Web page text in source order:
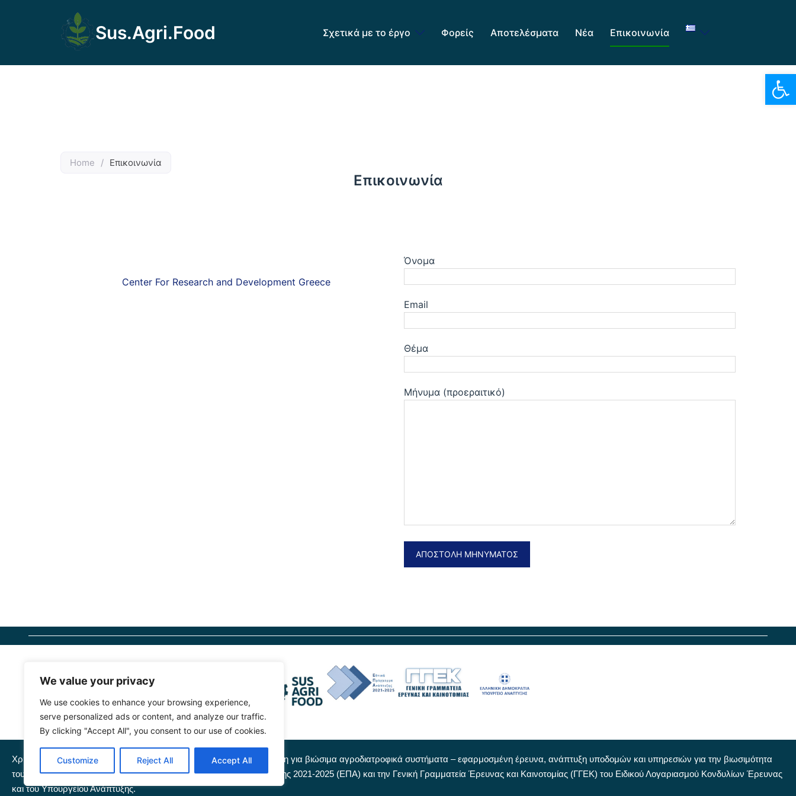
We value your privacy
We use cookies to enhance your browsing experience,
serve personalized ads or content, and analyze our traffic.
By clicking "Accept All", you consent to our use of cookies.
Customize Reject All Accept All
Sus.Agri.Food Σχετικά με το έργο Φορείς Αποτελέσματα Νέα Επικοινωνία
Home / Επικοινωνία
Επικοινωνία
Center For Research and Development Greece
Όνομα
Email
Θέμα
Μήνυμα (προεραιτικό)
Χρηματοδότηση: Το έργο Sus.Agri.Food. με τίτλο «Εμβληματική δράση για βιώσιμα αγροδιατροφικά συστήματα – εφαρμοσμένη έρευνα, ανάπτυξη υποδομών και υπηρεσιών για την βιωσιμότητα
του κλάδου» χρηματοδοτείται από το το Εθνικό Πρόγραμμα Ανάπτυξης 2021-2025 (ΕΠΑ) και την Γενική Γραμματεία Έρευνας και Καινοτομίας (ΓΓΕΚ) του Ειδικού Λογαριασμού Κονδυλίων Έρευνας
και του Υπουργείου Ανάπτυξης.